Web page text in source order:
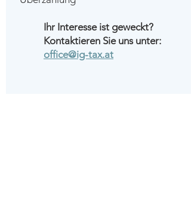
Ihr Interesse ist geweckt?
Kontaktieren Sie uns unter:
office@ig-tax.at